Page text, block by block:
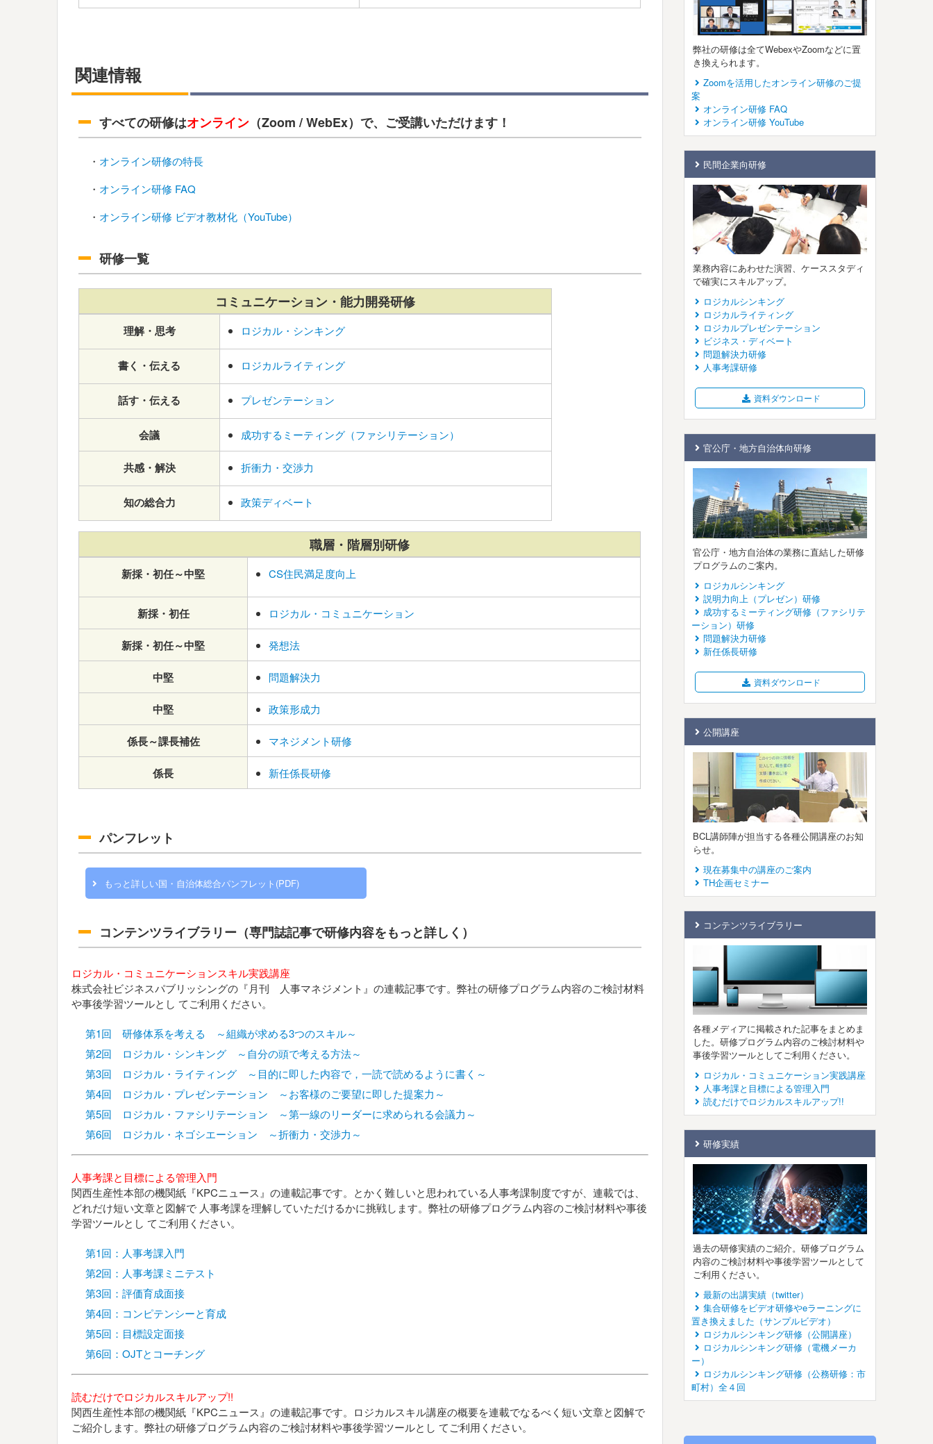
関連情報
すべての研修はオンライン （Zoom / WebEx）で、ご受講いただけます！
・ オンライン研修の特長
・ オンライン研修 FAQ
・ オンライン研修 ビデオ教材化（YouTube）
研修一覧
コミュニケーション・能力開発研修
理解・思考 ロジカル・シンキング
書く・伝える ロジカルライティング
話す・伝える プレゼンテーション
会議 成功するミーティング（ファシリテーション）
共感・解決 折衝力・交渉力
知の総合力 政策ディベート
職層・階層別研修
新採・初任～中堅 CS住民満足度向上
新採・初任 ロジカル・コミュニケーション
新採・初任～中堅 発想法
中堅 問題解決力
中堅 政策形成力
係長～課長補佐 マネジメント研修
係長 新任係長研修
パンフレット
もっと詳しい国・自治体総合パンフレット(PDF)
コンテンツライブラリー（専門誌記事で研修内容をもっと詳しく）
ロジカル・コミュニケーションスキル実践講座
株式会社ビジネスパブリッシングの『月刊 人事マネジメント』の連載記事です。弊社の研修プログラム内容のご検討材料
や事後学習ツールとし てご利用ください。
第1回 研修体系を考える ～組織が求める3つのスキル～
第2回 ロジカル・シンキング ～自分の頭で考える方法～
第3回 ロジカル・ライティング ～目的に即した内容で，一読で読めるように書く～
第4回 ロジカル・プレゼンテーション ～お客様のご要望に即した提案力～
第5回 ロジカル・ファシリテーション ～第一線のリーダーに求められる会議力～
第6回 ロジカル・ネゴシエーション ～折衝力・交渉力～
人事考課と目標による管理入門
関西生産性本部の機関紙『KPCニュース』の連載記事です。とかく難しいと思われている人事考課制度ですが、連載では、
どれだけ短い文章と図解で 人事考課を理解していただけるかに挑戦します。弊社の研修プログラム内容のご検討材料や事後
学習ツールとし てご利用ください。
第1回：人事考課入門
第2回：人事考課ミニテスト
第3回：評価育成面接
第4回：コンピテンシーと育成
第5回：目標設定面接
第6回：OJTとコーチング
読むだけでロジカルスキルアップ!!
関西生産性本部の機関紙『KPCニュース』の連載記事です。ロジカルスキル講座の概要を連載でなるべく短い文章と図解で
ご紹介します。弊社の研修プログラム内容のご検討材料や事後学習ツールとし てご利用ください。
弊社の研修は全てWebexやZoomなどに置
き換えられます。
Zoomを活用したオンライン研修のご提
案
オンライン研修 FAQ
オンライン研修 YouTube
民間企業向研修
業務内容にあわせた演習、ケーススタディ
で確実にスキルアップ。
ロジカルシンキング
ロジカルライティング
ロジカルプレゼンテーション
ビジネス・ディベート
問題解決力研修
人事考課研修
資料ダウンロード
官公庁・地方自治体向研修
官公庁・地方自治体の業務に直結した研修
プログラムのご案内。
ロジカルシンキング
説明力向上（プレゼン）研修
成功するミーティング研修（ファシリテ
ーション）研修
問題解決力研修
新任係長研修
資料ダウンロード
公開講座
BCL講師陣が担当する各種公開講座のお知
らせ。
現在募集中の講座のご案内
TH企画セミナー
コンテンツライブラリー
各種メディアに掲載された記事をまとめま
した。研修プログラム内容のご検討材料や
事後学習ツールとしてご利用ください。
ロジカル・コミュニケーション実践講座
人事考課と目標による管理入門
読むだけでロジカルスキルアップ!!
研修実績
過去の研修実績のご紹介。研修プログラム
内容のご検討材料や事後学習ツールとして
ご利用ください。
最新の出講実績（twitter）
集合研修をビデオ研修やeラーニングに
置き換えました（サンプルビデオ）
ロジカルシンキング研修（公開講座）
ロジカルシンキング研修（電機メーカ
ー）
ロジカルシンキング研修（公務研修：市
町村）全４回